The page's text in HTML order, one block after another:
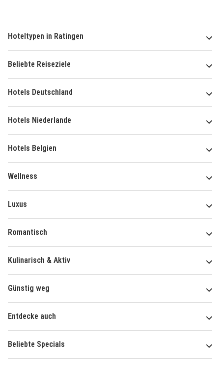
Hoteltypen in Ratingen
Beliebte Reiseziele
Hotels Deutschland
Hotels Niederlande
Hotels Belgien
Wellness
Luxus
Romantisch
Kulinarisch & Aktiv
Günstig weg
Entdecke auch
Beliebte Specials